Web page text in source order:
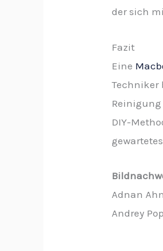
der sich
Fazit
Eine
Techniker
DIY-
Adnan
Andrey